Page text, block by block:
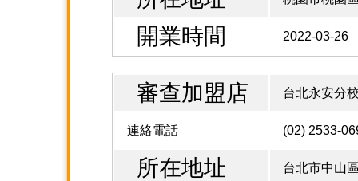
開業時間 2022-03-26
審查加盟店 台北永安分
連絡電話 (02) 2533-
所在地址 台北市中山